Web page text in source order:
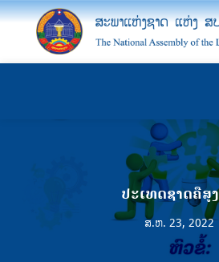
ປະເທດຊາດຄືສູ
ສ.ຫ. 23, 2022